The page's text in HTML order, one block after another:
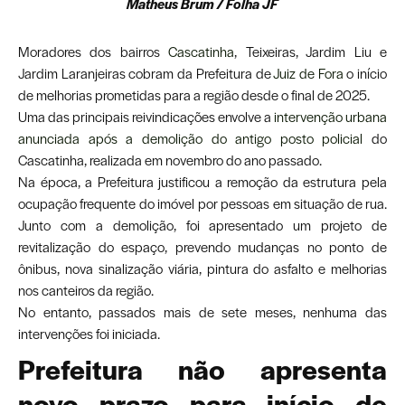
Moradores dos bairrosCascatinha, Teixeiras, Jardim Liu e
Jardim Laranjeiras cobram da Prefeitura deJuiz de Forao início
de melhorias prometidas para a região desde o final de 2025.
Uma das principais reivindicações envolve aintervenção urbana
anunciada após a demolição do antigo posto policial do
Cascatinha, realizada em novembro do ano passado.
Na época, a Prefeitura justificou a remoção da estrutura pela
ocupação frequente do imóvel por pessoas em situação de rua.
Junto com a demolição, foi apresentado um projeto de
revitalização do espaço, prevendo mudanças no ponto de
ônibus, nova sinalização viária, pintura do asfalto e melhorias
nos canteiros da região.
No entanto, passados mais de sete meses, nenhuma das
intervenções foi iniciada.
Prefeitura não apresenta